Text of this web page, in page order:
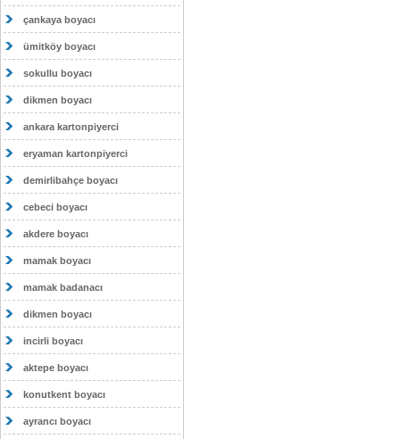
çankaya boyacı
ümitköy boyacı
sokullu boyacı
dikmen boyacı
ankara kartonpiyerci
eryaman kartonpiyerci
demirlibahçe boyacı
cebeci boyacı
akdere boyacı
mamak boyacı
mamak badanacı
dikmen boyacı
incirli boyacı
aktepe boyacı
konutkent boyacı
ayrancı boyacı